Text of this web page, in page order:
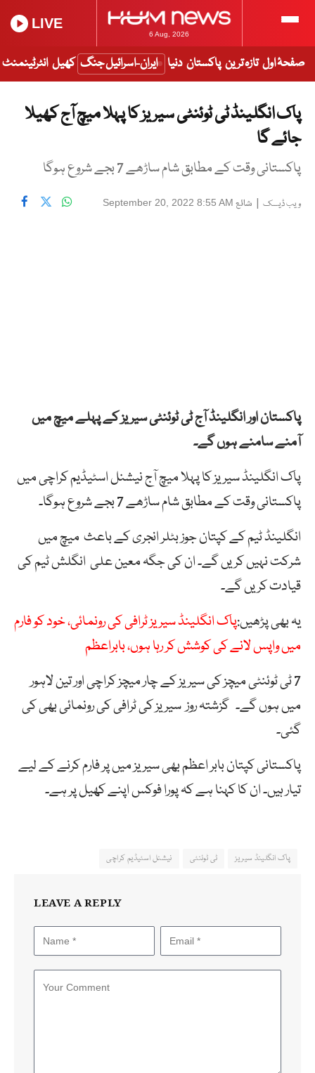
6 Aug, 2026
LIVE
صفحۂ اول تازہ ترین پاکستان دنیا ایران-اسرائیل جنگ کھیل انٹرٹینمنٹ
پاک انگلینڈ ٹی ٹوئنٹی سیریز کا پہلا میچ آج کھیلا
جائے گا
پاکستانی وقت کے مطابق شام ساڑھے 7 بجے شروع ہوگا
ویب ڈیسک | شائع September 20, 2022 8:55 AM
پاکستان اور انگلینڈ آج ٹی ٹوئنٹی سیریز کے پہلے میچ میں
آمنے سامنے ہوں گے۔
پاک انگلینڈ سیریز کا پہلا میچ آج نیشنل اسٹیڈیم کراچی میں
پاکستانی وقت کے مطابق شام ساڑھے 7 بجے شروع ہوگا۔
انگلینڈ ٹیم کے کپتان جوز بٹلر انجری کے باعث میچ میں
شرکت نہیں کریں گے۔ ان کی جگہ معین علی انگلش ٹیم کی
قیادت کریں گے۔
یہ بھی پڑھیں:پاک انگلینڈ سیریز ٹرافی کی رونمائی، خود کو فارم
میں واپس لانے کی کوشش کر رہا ہوں، بابراعظم
7 ٹی ٹوئنٹی میچز کی سیریز کے چار میچز کراچی اور تین لاہور
میں ہوں گے۔ گزشتہ روز سیریز کی ٹرافی کی رونمائی بھی کی
گئی۔
پاکستانی کپتان بابر اعظم بھی سیریز میں پر فارم کرنے کے لیے
تیار ہیں۔ ان کا کہنا ہے کہ پورا فوکس اپنے کھیل پر ہے۔
پاک انگلینڈ سیریز ٹی ٹوئنٹی نیشنل اسٹیڈیم کراچی
LEAVE A REPLY